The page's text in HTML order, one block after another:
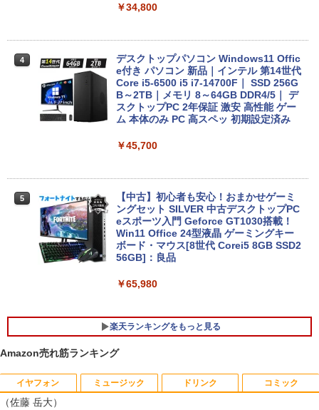
ws11 Office付｜スペック Core i5 第7世
代 メモリ 8GB 大容量 HDD 500GB テン
キー DVDドライブ搭載 CD DVD 再生可
｜中古パソコン 中古ノートパソコン 中古
PC オフィス搭載
応】Webカメラ&テンキー付き ノートパ
ソコン 中古 パソコン メモリ 8GB 最大3
2GB 新品 SSD 256GB 高性能 第8世代 C
ore i5搭載 DVD 中古ノートパソコン Win
dows11 Pro 店長オススメ おまかせ 15.6
型 無線LAN office付き 2026 福袋 ギフト
￥29,800
￥34,800
4
デスクトップパソコン Windows11 Offic
e付き パソコン 新品｜インテル 第14世代
Core i5-6500 i5 i7-14700F｜ SSD 256G
B～2TB｜メモリ 8～64GB DDR4/5｜ デ
スクトップPC 2年保証 激安 高性能 ゲー
ム 本体のみ PC 高スペッ 初期設定済み
￥45,700
5
【中古】初心者も安心！おまかせゲーミ
ングセット SILVER 中古デスクトップPC
eスポーツ入門 Geforce GT1030搭載！
Win11 Office 24型液晶 ゲーミングキー
ボード・マウス[8世代 Corei5 8GB SSD2
56GB]：良品
￥65,980
楽天ランキングをもっと見る
1
【中古良品】【安心保証】Princeton 21.
1
ちいかわ なんか小さくてかわいいやつ
Amazon売れ筋ランキング
イヤフォン ミュージック ドリンク コミック
（佐藤 岳大）